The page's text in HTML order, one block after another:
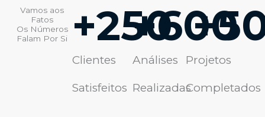
Vamos aos
Fatos
Os Números
Falam Por Si
Clientes
Satisfeitos
+250
Análises
Realizadas
+600
Projetos
Completados
+